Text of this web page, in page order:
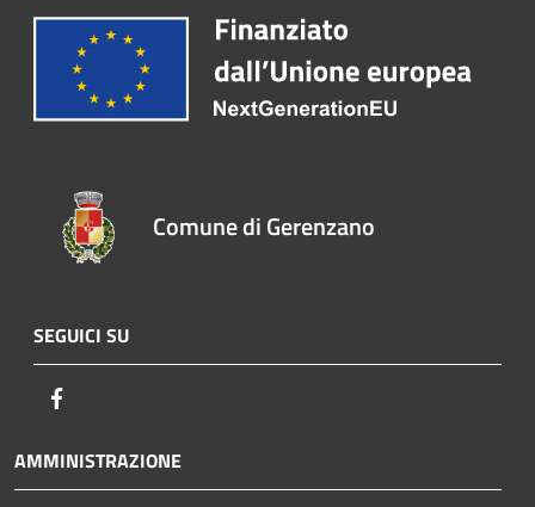
Comune di Gerenzano
SEGUICI SU
AMMINISTRAZIONE